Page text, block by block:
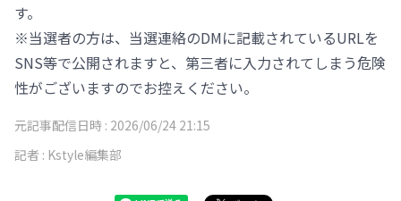
す。
※当選者の方は、当選連絡のDMに記載されているURLを
SNS等で公開されますと、第三者に入力されてしまう危険
性がございますのでお控えください。
元記事配信日時 : 2026/06/24 21:15
記者 : Kstyle編集部